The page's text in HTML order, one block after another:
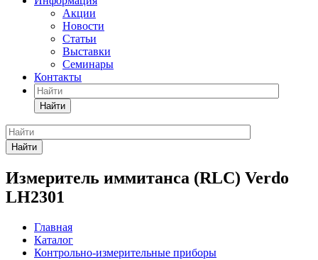
Акции
Новости
Статьи
Выставки
Семинары
Контакты
Найти
Найти
Измеритель иммитанса (RLC) Verdo
LH2301
Главная
Каталог
Контрольно-измерительные приборы